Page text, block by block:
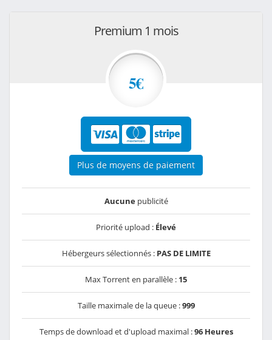
Premium 1 mois
5€
Plus de moyens de paiement
Aucunepublicité
Priorité upload : Élevé
Hébergeurs sélectionnés : PAS DE LIMITE
Max Torrent en parallèle : 15
Taille maximale de la queue :999
Temps de download et d'upload maximal :96 Heures